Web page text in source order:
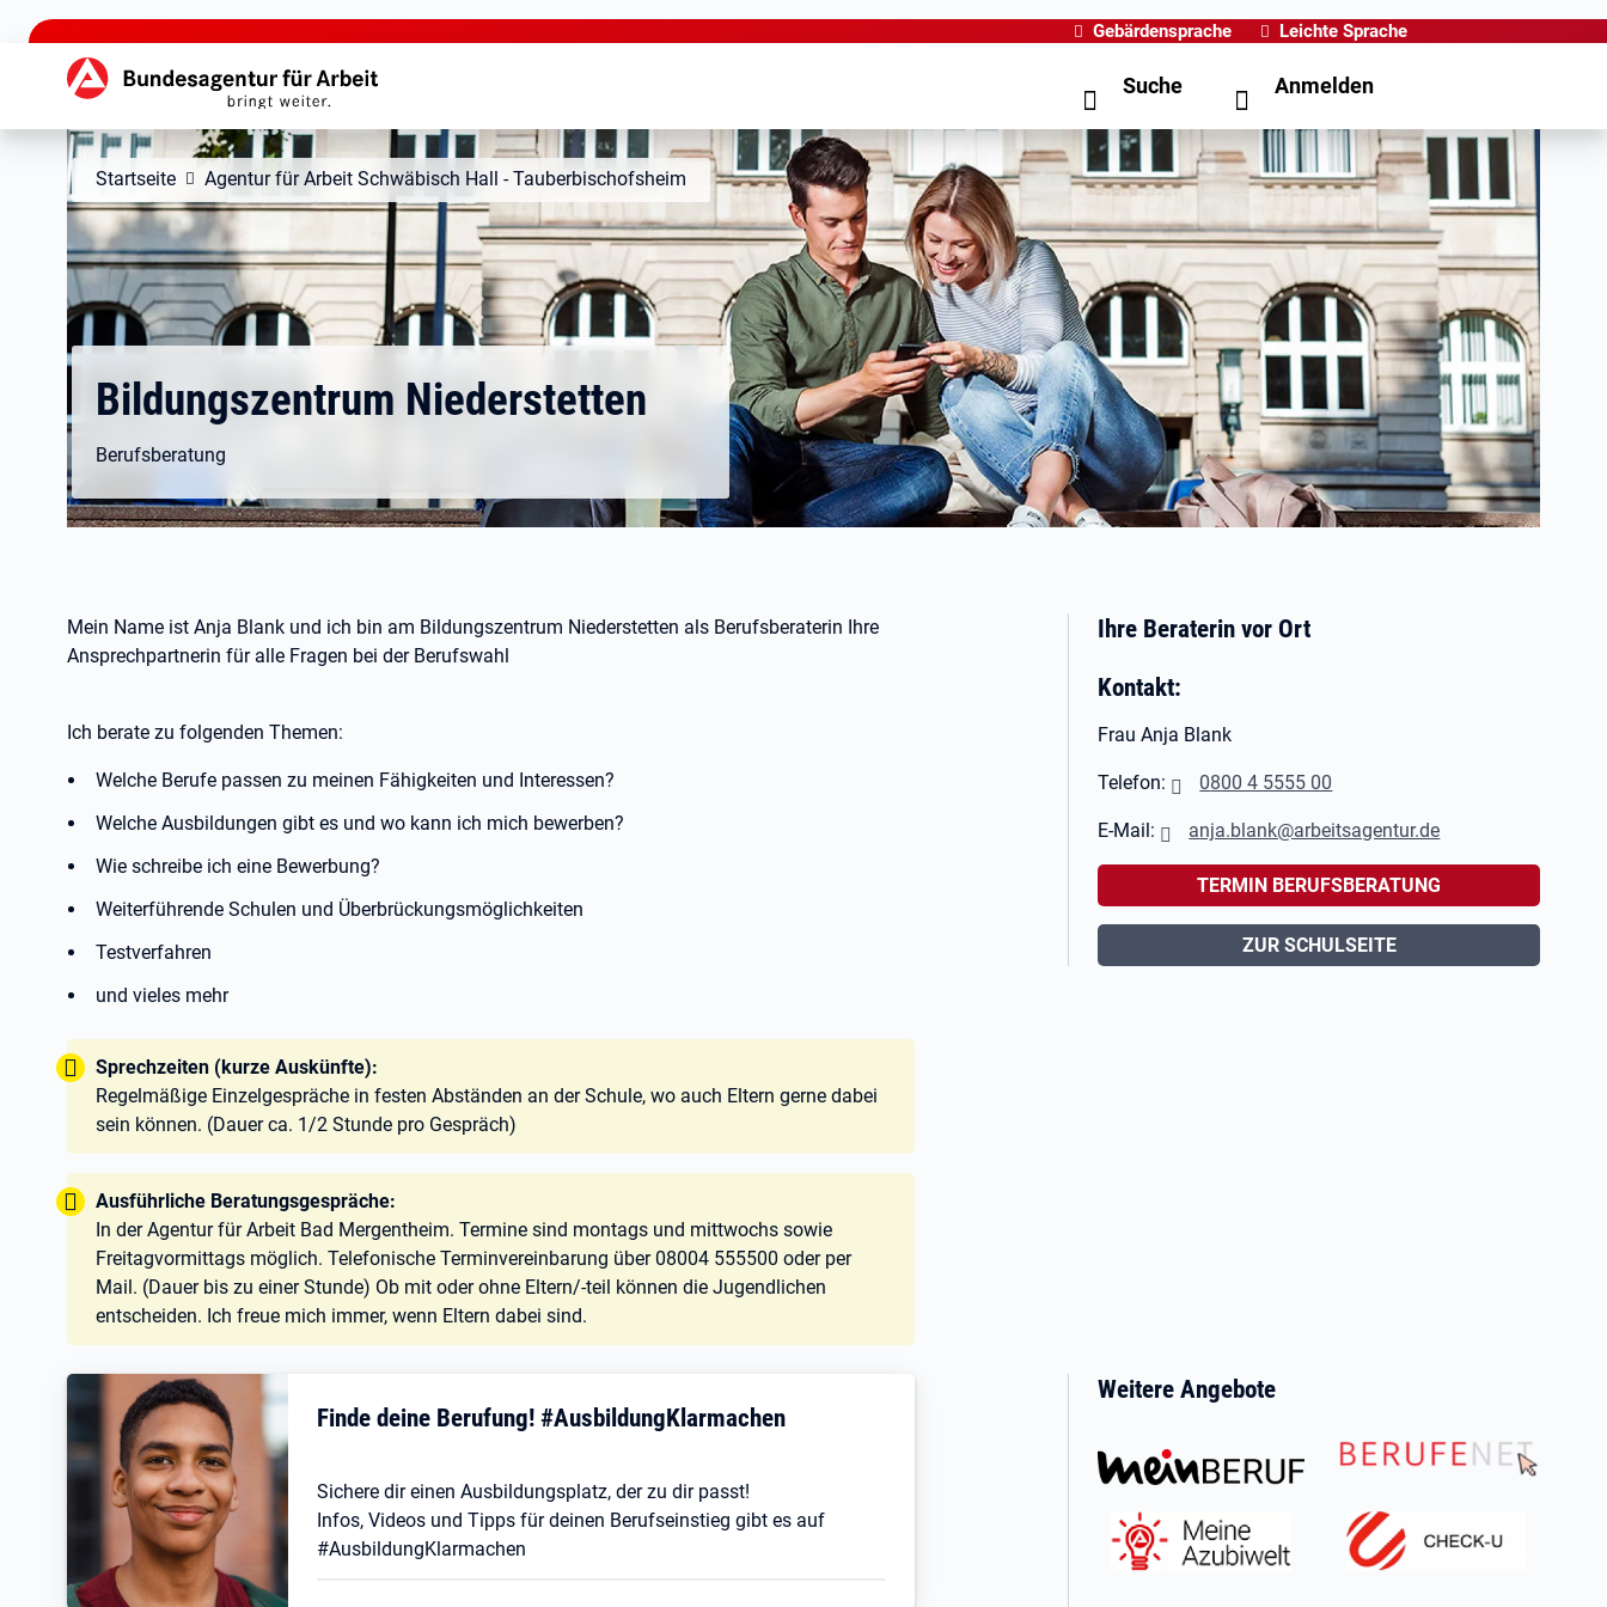
zu den Hauptinhalten springen
Gebärdensprache Leichte Sprache
Hauptnavigation Suche Anmelden
Startseite Agentur für Arbeit Schwäbisch Hall - Tauberbischofsheim
Bildungszentrum Niederstetten
Berufsberatung
Mein Name ist Anja Blank und ich bin am Bildungszentrum Niederstetten als Berufsberaterin Ihre
Ansprechpartnerin für alle Fragen bei der Berufswahl
Ich berate zu folgenden Themen:
Welche Berufe passen zu meinen Fähigkeiten und Interessen?
Welche Ausbildungen gibt es und wo kann ich mich bewerben?
Wie schreibe ich eine Bewerbung?
Weiterführende Schulen und Überbrückungsmöglichkeiten
Testverfahren
und vieles mehr
Tipp:
Sprechzeiten (kurze Auskünfte):
Regelmäßige Einzelgespräche in festen Abständen an der Schule, wo auch Eltern gerne dabei
sein können. (Dauer ca. 1/2 Stunde pro Gespräch)
Tipp:
Ausführliche Beratungsgespräche:
In der Agentur für Arbeit Bad Mergentheim. Termine sind montags und mittwochs sowie
Freitagvormittags möglich. Telefonische Terminvereinbarung über 08004 555500 oder per
Mail. (Dauer bis zu einer Stunde) Ob mit oder ohne Eltern/-teil können die Jugendlichen
entscheiden. Ich freue mich immer, wenn Eltern dabei sind.
Ihre Beraterin vor Ort
Kontakt:
Frau Anja Blank
Telefon: 0800 4 5555 00
E-Mail: anja.blank@arbeitsagentur.de
TERMIN BERUFSBERATUNG
ZUR SCHULSEITE
Finde deine Berufung! #AusbildungKlarmachen
Sichere dir einen Ausbildungsplatz, der zu dir passt!
Infos, Videos und Tipps für deinen Berufseinstieg gibt es auf
#AusbildungKlarmachen
Weitere Angebote